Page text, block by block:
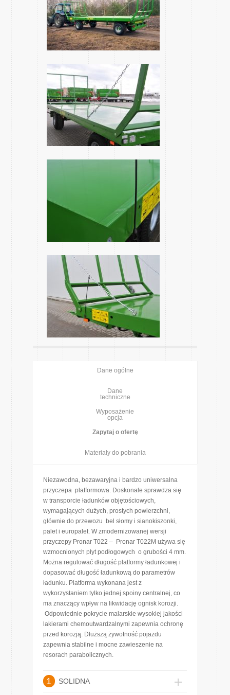
Dane ogólne
Dane
techniczne
Wyposażenie
opcja
Zapytaj o ofertę
Materiały do pobrania
Niezawodna, bezawaryjna i bardzo uniwersalna
przyczepa platformowa. Doskonale sprawdza się
w transporcie ładunków objętościowych,
wymagających dużych, prostych powierzchni,
głównie do przewozu bel słomy i sianokiszonki,
palet i europalet. W zmodernizowanej wersji
przyczepy Pronar T022 – Pronar T022M używa się
wzmocnionych płyt podłogowych o grubości 4 mm.
Można regulować długość platformy ładunkowej i
dopasować długość ładunkową do parametrów
ładunku. Platforma wykonana jest z
wykorzystaniem tylko jednej spoiny centralnej, co
ma znaczący wpływ na likwidację ognisk korozji.
Odpowiednie pokrycie malarskie wysokiej jakości
lakierami chemoutwardzalnymi zapewnia ochronę
przed korozją. Dłuższą żywotność pojazdu
zapewnia stabilne i mocne zawieszenie na
resorach parabolicznych.
1 SOLIDNA